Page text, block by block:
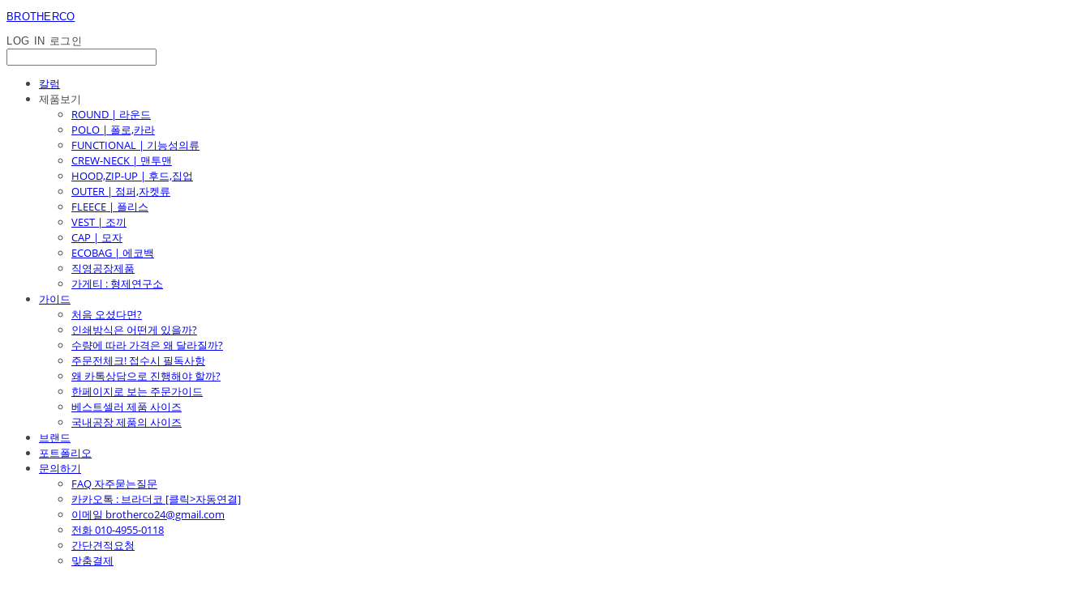
BROTHERCO
LOG IN 로그인
칼럼
제품보기
ROUND | 라운드
POLO | 폴로,카라
FUNCTIONAL | 기능성의류
CREW-NECK | 맨투맨
HOOD,ZIP-UP | 후드,집업
OUTER | 점퍼,자켓류
FLEECE | 플리스
VEST | 조끼
CAP | 모자
ECOBAG | 에코백
직영공장제품
가게티 : 형제연구소
가이드
처음 오셨다면?
인쇄방식은 어떤게 있을까?
수량에 따라 가격은 왜 달라질까?
주문전체크! 접수시 필독사항
왜 카톡상담으로 진행해야 할까?
한페이지로 보는 주문가이드
베스트셀러 제품 사이즈
국내공장 제품의 사이즈
브랜드
포트폴리오
문의하기
FAQ 자주묻는질문
카카오톡 : 브라더코 [클릭>자동연결]
이메일 brotherco24@gmail.com
전화 010-4955-0118
간단견적요청
맞춤결제